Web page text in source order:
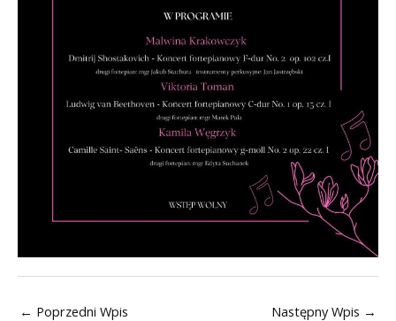
← Poprzedni Wpis Następny Wpis →